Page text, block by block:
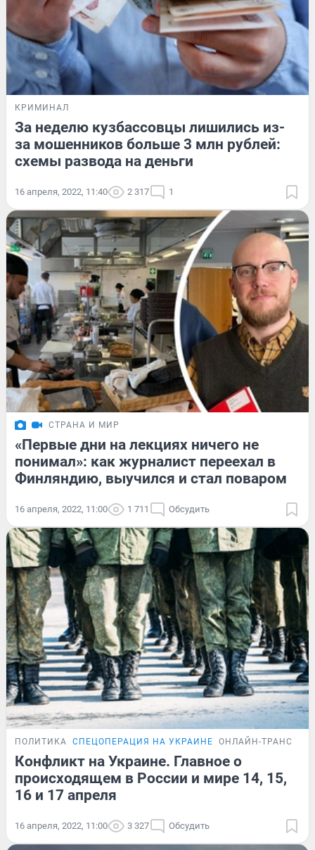
КРИМИНАЛ
За неделю кузбассовцы лишились из-
за мошенников больше 3 млн рублей:
схемы развода на деньги
16 апреля, 2022, 11:40 2 317 1
СТРАНА И МИР
«Первые дни на лекциях ничего не
понимал»: как журналист переехал в
Финляндию, выучился и стал поваром
16 апреля, 2022, 11:00 1 711 Обсудить
ПОЛИТИКА СПЕЦОПЕРАЦИЯ НА УКРАИНЕ ОНЛАЙН-
Конфликт на Украине. Главное о
происходящем в России и мире 14, 15,
16 и 17 апреля
16 апреля, 2022, 11:00 3 327 Обсудить